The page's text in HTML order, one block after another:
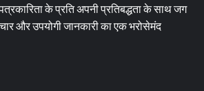
के प्रति अपनी प्रतिबद्धता के साथ जग
और उपयोगी जानकारी का एक भरोसेमंद